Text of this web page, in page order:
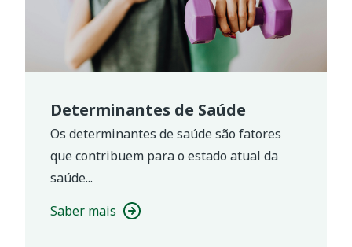
Determinantes de Saúde
Os determinantes de saúde são fatores
que contribuem para o estado atual da
saúde...
Saber mais